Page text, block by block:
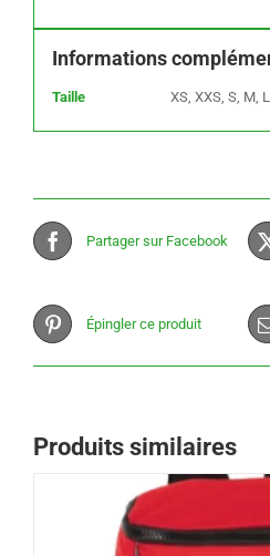
Informations
Taille XS, XXS, S, M,
Partager sur Facebook
Épingler ce produit
Produits similaires